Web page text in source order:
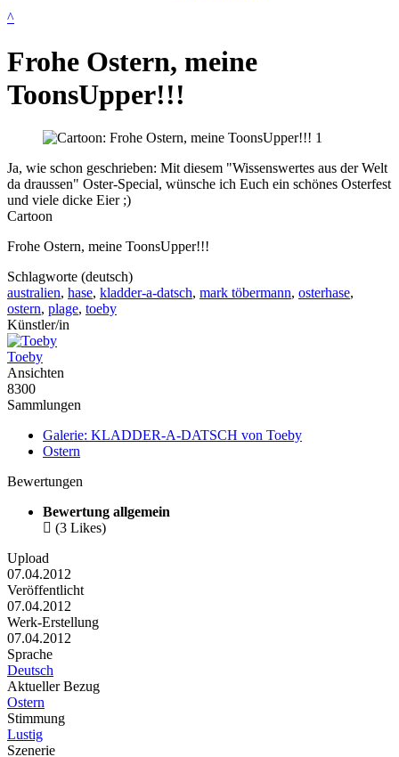
^
Frohe Ostern, meine
ToonsUpper!!!
Ja, wie schon geschrieben: Mit diesem "Wissenswertes aus der Welt
da draussen" Oster-Special, wünsche ich Euch ein schönes Osterfest
und viele dicke Eier ;)
Cartoon
Frohe Ostern, meine ToonsUpper!!!
Schlagworte (deutsch)
australien, hase, kladder-a-datsch, mark töbermann, osterhase,
ostern, plage, toeby
Künstler/in
Toeby
Ansichten
8300
Sammlungen
Galerie: KLADDER-A-DATSCH von Toeby
Ostern
Bewertungen
Bewertung allgemein
 (3 Likes)
Upload
07.04.2012
Veröffentlicht
07.04.2012
Werk-Erstellung
07.04.2012
Sprache
Deutsch
Aktueller Bezug
Ostern
Stimmung
Lustig
Szenerie